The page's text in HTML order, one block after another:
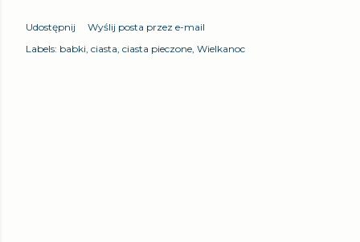
Udostępnij
Wyślij posta przez e-mail
Labels: babki ciasta ciasta pieczone Wielkanoc